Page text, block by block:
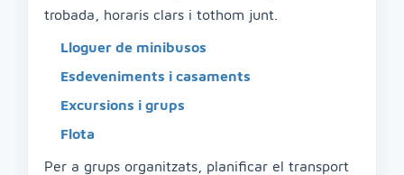
trobada, horaris clars i tothom junt.
Lloguer de minibusos
Esdeveniments i casaments
Excursions i grups
Flota
Per a grups organitzats, planificar el transport